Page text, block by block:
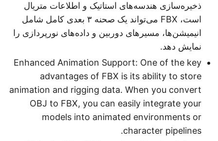
ذخیره‌سازی هندسه‌های استاتیک و اطلاعات متریال
است، FBX می‌تواند یک صحنه ۳ بعدی کامل شامل
انیمیشن‌ها، مسیرهای دوربین و داده‌های نورپردازی را
نمایش دهد.
Enhanced Animation Support: One of the key
advantages of FBX is its ability to store
animation and rigging data. When you convert
OBJ to FBX, you can easily integrate your
models into animated environments or
character pipelines.